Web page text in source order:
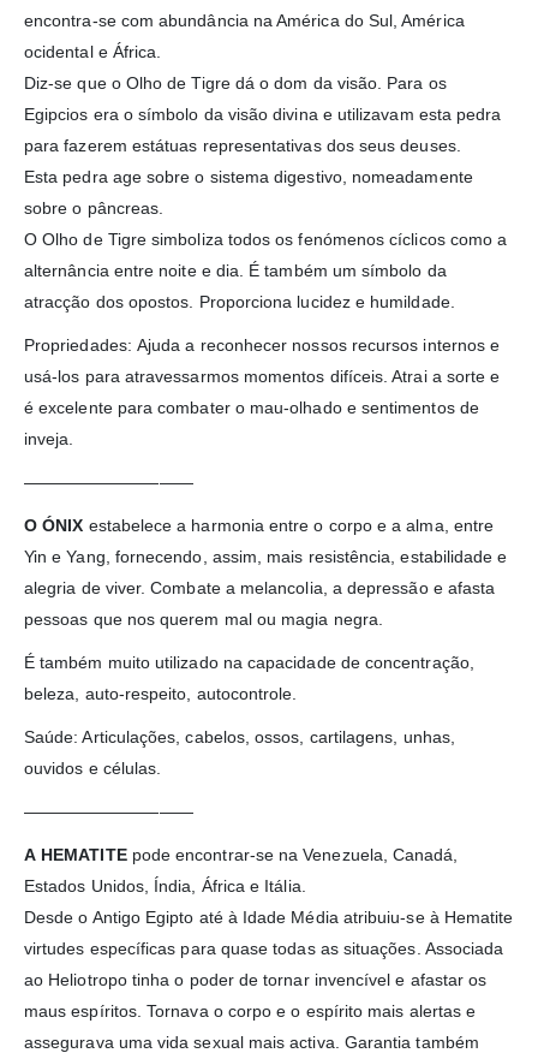
encontra-se com abundância na América do Sul, América
ocidental e África.
Diz-se que o Olho de Tigre dá o dom da visão. Para os
Egipcios era o símbolo da visão divina e utilizavam esta pedra
para fazerem estátuas representativas dos seus deuses.
Esta pedra age sobre o sistema digestivo, nomeadamente
sobre o pâncreas.
O Olho de Tigre simboliza todos os fenómenos cíclicos como a
alternância entre noite e dia. É também um símbolo da
atracção dos opostos. Proporciona lucidez e humildade.
Propriedades: Ajuda a reconhecer nossos recursos internos e
usá-los para atravessarmos momentos difíceis. Atrai a sorte e
é excelente para combater o mau-olhado e sentimentos de
inveja.
——————————
O ÓNIX estabelece a harmonia entre o corpo e a alma, entre
Yin e Yang, fornecendo, assim, mais resistência, estabilidade e
alegria de viver. Combate a melancolia, a depressão e afasta
pessoas que nos querem mal ou magia negra.
É também muito utilizado na capacidade de concentração,
beleza, auto-respeito, autocontrole.
Saúde: Articulações, cabelos, ossos, cartilagens, unhas,
ouvidos e células.
——————————
A HEMATITEpode encontrar-se na Venezuela, Canadá,
Estados Unidos, Índia, África e Itália.
Desde o Antigo Egipto até à Idade Média atribuiu-se à Hematite
virtudes específicas para quase todas as situações. Associada
ao Heliotropo tinha o poder de tornar invencível e afastar os
maus espíritos. Tornava o corpo e o espírito mais alertas e
assegurava uma vida sexual mais activa. Garantia também